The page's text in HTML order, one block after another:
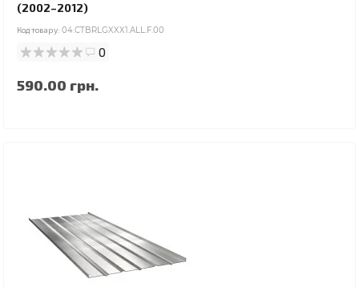
(2002–2012)
Код товару: 04.CTBRLGXXX1.ALL.F.00
0
590.00 грн.